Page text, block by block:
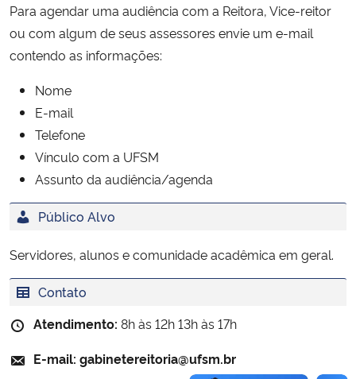
Ministério da Cidadania
Ministério de Minas e Energia
Ministério da Ciência, Tecnologia, Inovações e Comunicações
Ministério do Meio Ambiente
Ministério do Desenvolvimento Regional
Controladoria-Geral da União
Ministério da Mulher, da Família e dos Direitos Humanos
Para agendar uma audiência com a Reitora, Vice-reitor
ou com algum de seus assessores envie um e-mail
contendo as informações:
Nome
E-mail
Telefone
Vínculo com a UFSM
Assunto da audiência/agenda
Público Alvo
Servidores, alunos e comunidade acadêmica em geral.
Contato
Atendimento: 8h às 12h 13h às 17h
E-mail: gabinetereitoria@ufsm.br